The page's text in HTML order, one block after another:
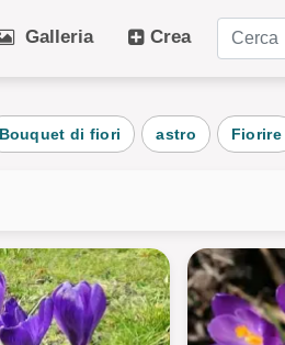
Arte
pianta
Architettura
AI Art
Galleria Crea
Bouquet di fiori astro Fiorire